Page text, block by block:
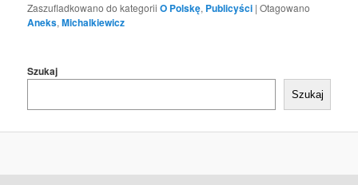
Zaszufladkowano do kategorii O Polskę, Publicyści |Otagowano
Aneks,Michalkiewicz
Szukaj
Szukaj